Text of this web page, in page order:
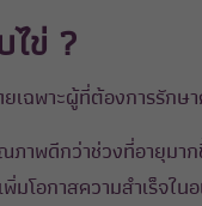
ไข่ ?
เฉพาะผู้ที่ต้องการรัก
าพดีกว่าช่วงที่อายุมา
โอกาสความสำเร็จใน